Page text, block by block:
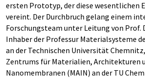
ersten Prototyp, der diese wesentlichen
vereint. Der Durchbruch gelang einem
Forschungsteam unter Leitung von Prof.
Inhaber der Professur Materialsysteme
an der Technischen Universität
Zentrums für Materialien, Architekturen
Nanomembranen (MAIN) an der TU